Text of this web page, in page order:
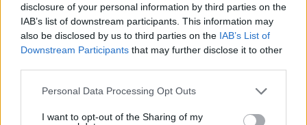
disclosure of your personal information by third parties on the
IAB’s list of downstream participants. This information may
also be disclosed by us to third parties on the IAB’s List of
Downstream Participants that may further disclose it to other
Please note that this website/app uses one or more Google
not limited to your visit or usage behaviour. You may click to
Personal Data Processing Opt Outs
I want to opt-out of the Sharing of my
Στον 21ο αιώνα είναι γεγονός ότι η ομάδα των
οπτικών εφέ κουβαλά το μεγαλύτερο φορτίο
μέσα στα περίφημα πράσινα κουτιά. «
Η Disney
χρησιμοποιήσει περισσότερο τις ομάδες